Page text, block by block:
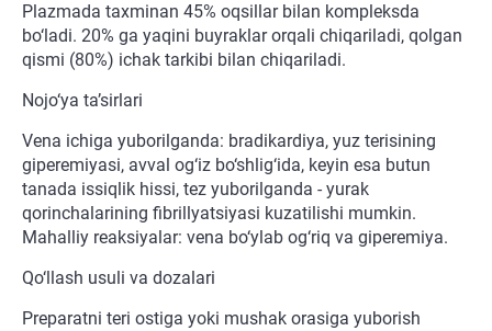
Plazmada taxminan 45% oqsillar bilan kompleksda
bo‘ladi. 20% ga yaqini buyraklar orqali chiqariladi, qolgan
qismi (80%) ichak tarkibi bilan chiqariladi.
Nojo‘ya ta’sirlari
Vena ichiga yuborilganda: bradikardiya, yuz terisining
giperemiyasi, avval og‘iz bo‘shlig‘ida, keyin esa butun
tanada issiqlik hissi, tez yuborilganda - yurak
qorinchalarining fibrillyatsiyasi kuzatilishi mumkin.
Mahalliy reaksiyalar: vena bo‘ylab og‘riq va giperemiya.
Qo‘llash usuli va dozalari
Preparatni teri ostiga yoki mushak orasiga yuborish